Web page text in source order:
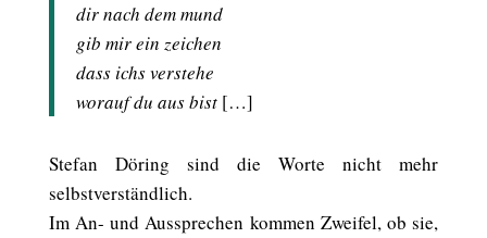
dir nach dem mund
gib mir ein zeichen
dass ichs verstehe
worauf du aus bist[…]
Stefan Döring sind die Worte nicht mehr
selbstverständlich.
Im An- und Aussprechen kommen Zweifel, ob sie,